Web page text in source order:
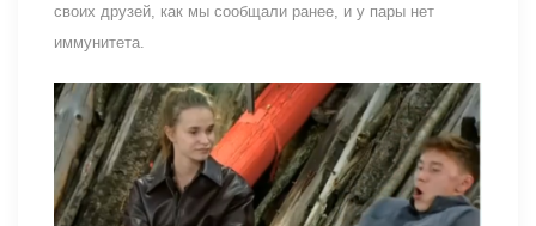
своих друзей, как мы сообщали ранее, и у пары нет
иммунитета.